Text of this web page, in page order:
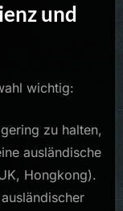
und
wichtig:
zu halten,
ausländische
Hongkong).